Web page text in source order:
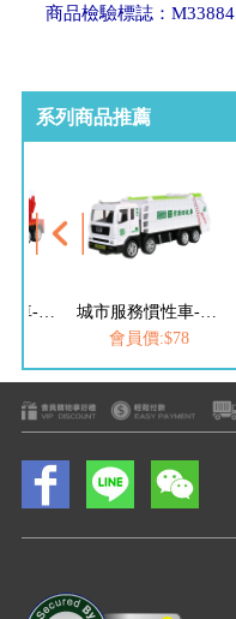
商品檢驗標誌：M33884
系列商品推薦
城市服務慣性車-雲梯車
城市服務慣性車-資源回收車
會員價:$78